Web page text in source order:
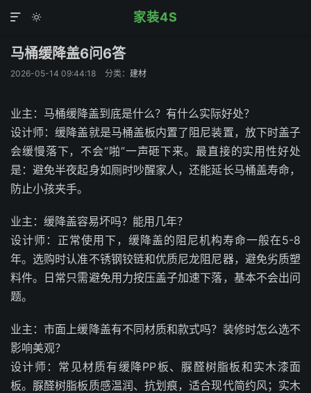
家装4S


马桶缓降盖6问6答
2026-05-14 09:44:18 分类： 建材
业主：马桶缓降盖到底是什么？有什么实际好处？
设计师：缓降盖就是马桶盖板内置了阻尼装置，放下时盖子
会缓慢落下，不会“啪”一声砸下来。最直接的实用性好处
是：避免半夜起身如厕时吵醒家人，还能延长马桶盖寿命，
防止小孩夹手。
业主：缓降盖容易坏吗？能用几年？
设计师：正常使用下，缓降盖的阻尼机构寿命一般在5-8
年。选购时认准不锈钢铰链和优质尼龙阻尼器，避免劣质塑
料件。日常只需避免用力按压盖子加速下落，基本不会出问
题。
业主：市面上缓降盖有不同材质和款式吗？装修时怎么选不
影响美观？
设计师：常见材质有缓降PP板、脲醛树脂板和实木漆面
板。脲醛树脂板质感温润、抗划痕，适合现代简约风；实木